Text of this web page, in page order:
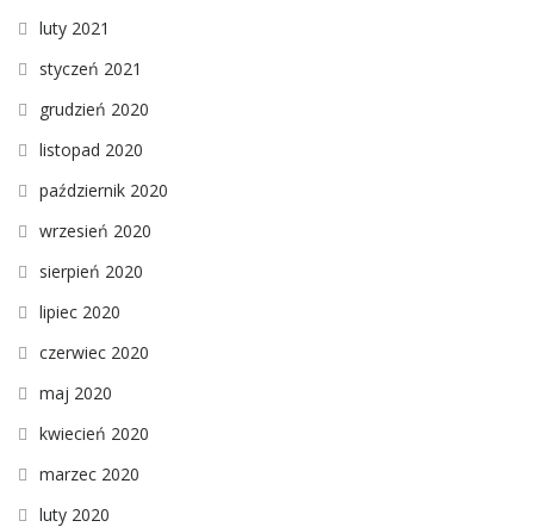
luty 2021
styczeń 2021
grudzień 2020
listopad 2020
październik 2020
wrzesień 2020
sierpień 2020
lipiec 2020
czerwiec 2020
maj 2020
kwiecień 2020
marzec 2020
luty 2020